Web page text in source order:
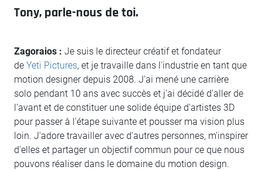
Tony, parle-nous de toi.
Zagoraios : Je suis le directeur créatif et fondateur
de Yeti Pictures, et je travaille dans l'industrie en tant que
motion designer depuis 2008. J'ai mené une carrière
solo pendant 10 ans avec succès et j'ai décidé d'aller de
l'avant et de constituer une solide équipe d'artistes 3D
pour passer à l'étape suivante et pousser ma vision plus
loin. J'adore travailler avec d'autres personnes, m'inspirer
d'elles et partager un objectif commun pour ce que nous
pouvons réaliser dans le domaine du motion design.